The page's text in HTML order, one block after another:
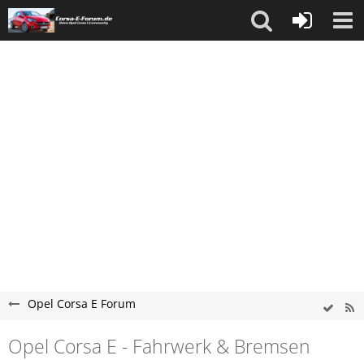
Opel Corsa E Forum
Opel Corsa E - Fahrwerk & Bremsen